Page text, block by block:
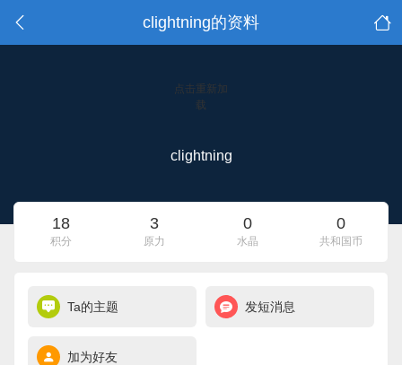
clightning的资料
点击重新加
载
clightning
18
积分
3
原力
0
水晶
0
共和国币
Ta的主题 发短消息
加为好友